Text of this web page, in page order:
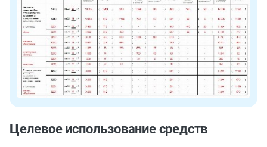
Целевое использование средств